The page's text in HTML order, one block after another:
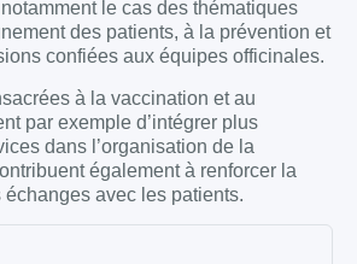
le cas des thématiques
des patients, à la prévention et
confiées aux équipes officinales.
à la vaccination et au
par exemple d’intégrer plus
dans l’organisation de la
également à renforcer la
avec les patients.